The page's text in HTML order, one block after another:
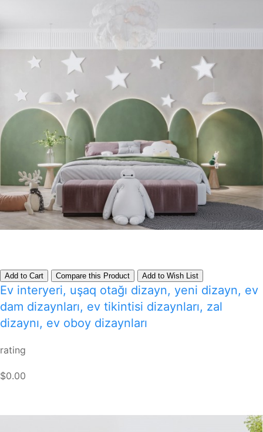
Add to Cart Compare this Product Add to Wish List
Ev interyeri, uşaq otağı dizayn, yeni dizayn, ev
dam dizaynları, ev tikintisi dizaynları, zal
dizaynı, ev oboy dizaynları
rating
$0.00